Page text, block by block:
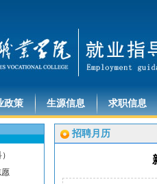
政策 生源信息 求职信息
愿
招聘月历